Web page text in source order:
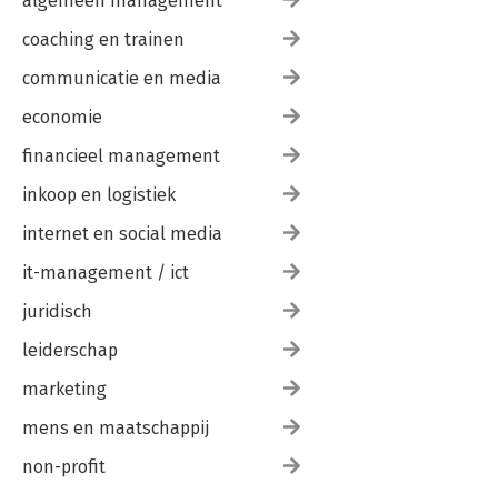
coaching en trainen
communicatie en media
economie
financieel management
inkoop en logistiek
internet en social media
it-management / ict
juridisch
leiderschap
marketing
mens en maatschappij
non-profit